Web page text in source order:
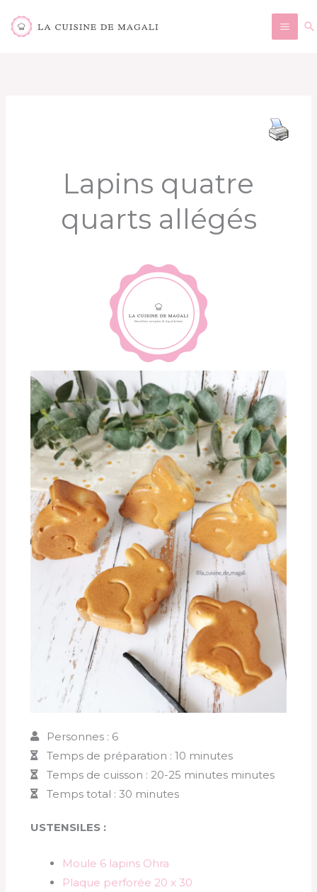
au
Lapins quatre
quarts allégés
Personnes : 6
Temps de préparation : 10 minutes
Temps de cuisson : 20-25 minutes minutes
Temps total : 30 minutes
USTENSILES :
Moule 6 lapins Ohra
Plaque perforée 20 x 30